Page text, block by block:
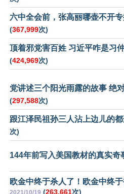
六中全会前，张高丽哪壶不开
(367,999次)
顶着邪党害百姓 习近平咋是习
(424,969次)
党讲述三个阳光雨露的故事 绝
(297,588次)
跟江泽民祖孙三人沾上边儿的
次)
144年前写入美国教材的真实奇
欧金中终于杀人了！欧金中终
2021/10/19 (263,661次)